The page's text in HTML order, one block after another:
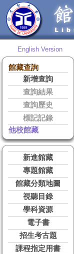
English Version
館藏查詢
新增查詢
查詢結果
查詢歷史
標記記錄
他校館藏
新進館藏
專題館藏
館藏分類地圖
視聽目錄
學科資源
電子書
招生考古題
課程指定用書